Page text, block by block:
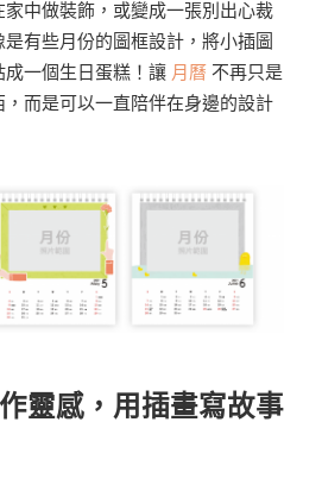
中做裝飾，或變成一張別出心裁
有些月份的圖框設計，將小插圖
一個生日蛋糕！讓 月曆 不再只是
而是可以一直陪伴在身邊的設計
靈感，用插畫寫故事